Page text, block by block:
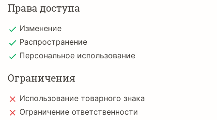
Права доступа
Изменение
Распространение
Персональное использование
Ограничения
Использование товарного знака
Ограничение ответственности